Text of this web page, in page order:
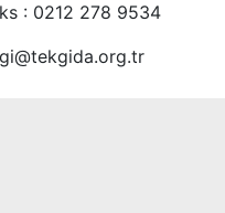
: 0212 278 9534